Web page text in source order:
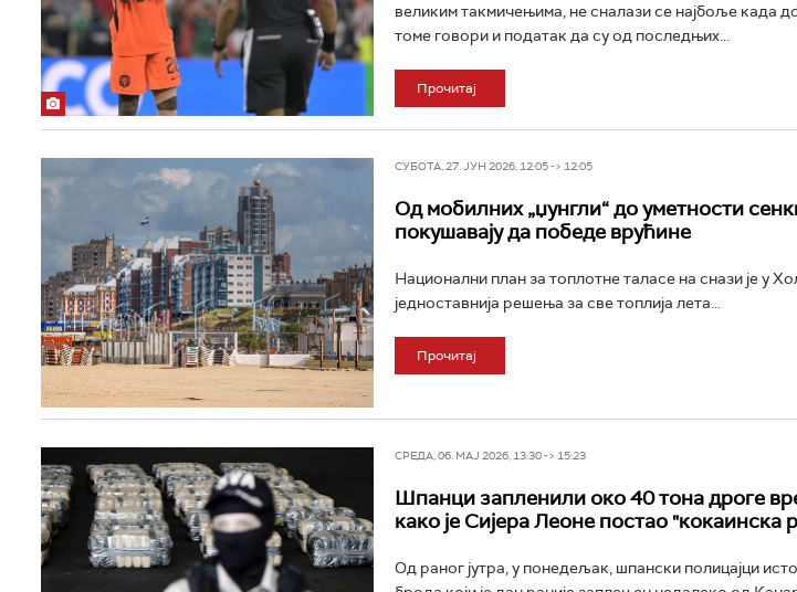
великим такмичењима, не сналази се најбоље када
томе говори и податак да су од последњих...
Прочитај
СУБОТА, 27. ЈУН 2026, 12:05 -> 12:05
Од мобилних „џунгли“ до уметности
покушавају да победе врућине
Национални план за топлотне таласе на снази је у
једноставнија решења за све топлија лета...
Прочитај
СРЕДА, 06. МАЈ 2026, 13:30 -> 15:23
Шпанци запленили око 40 тона дроге
како је Сијера Леоне постао "кокаинска
Од раног јутра, у понедељак, шпански полицајци